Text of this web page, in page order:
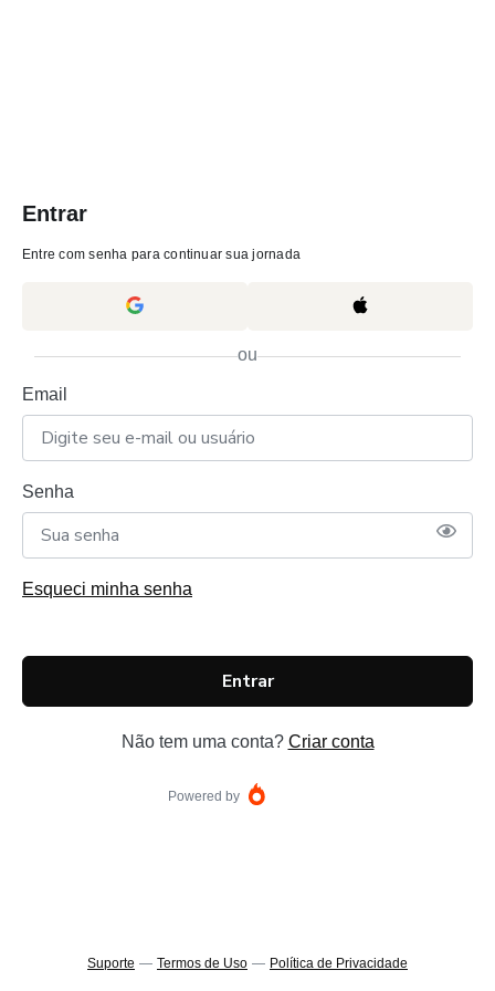
Entrar
Entre com senha para continuar sua jornada
ou
Email
Senha
Esqueci minha senha
Entrar
Não tem uma conta? Criar conta
Powered by
Suporte — Termos de Uso — Política de Privacidade